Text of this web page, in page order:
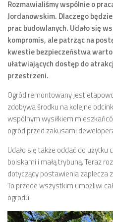
Zarząd
Prezydium
Komisje i koordynatorzy
Dyżury
Sesje
Biuletyn
numer 6(16)/2022
numer 4-5(14-15)/2021
numer 2-3(12-13)/2020
numer 1(11)/2020
numer 2-3(10)/2019
numer 1-2(9)/2019
numer 1(8)/2018
Rozmawialiśmy wspólnie o
Jordanowskim. Dlaczego
prac budowlanych. Udało się
kompromis, ale patrząc na
kwestie bezpieczeństwa
ułatwiających dostęp do
przestrzeni.
Ogród remontowany jest
zdobywa środku na kolejne
wspólnym wysiłkiem
ogród przed zakusami
Udało się także oddać do
boiskami i małą trybuną. Teraz
dotyczący postawienia zaplecza
To przede wszystkim umożliwi
ogrodu.